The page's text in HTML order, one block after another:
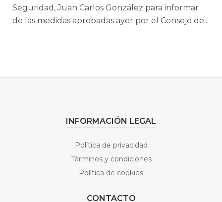
Seguridad, Juan Carlos González para informar
de las medidas aprobadas ayer por el Consejo de...
INFORMACIÓN LEGAL
Política de privacidad
Términos y condiciones
Política de cookies
CONTACTO